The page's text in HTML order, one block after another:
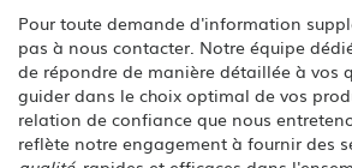
Pour toute demande d'information
pas à nous contacter. Notre équipe
de répondre de manière détaillée à vos
guider dans le choix optimal de vos
relation de confiance que nous
reflète notre engagement à fournir des